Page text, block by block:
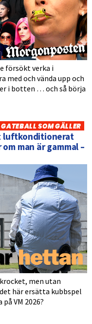
försökt verka i
med och vända upp och
i botten … och så börja
SOM GÄLLER
luftkonditionerat
man är gammal –
men utan
här ersätta kubbspel
VM 2026?